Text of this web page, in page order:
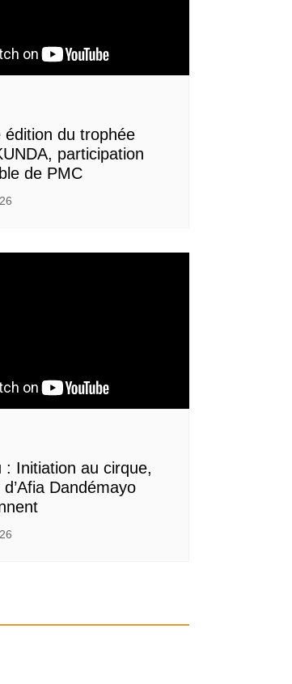
édition du trophée
participation
de PMC
: Initiation au cirque,
d’Afia Dandémayo